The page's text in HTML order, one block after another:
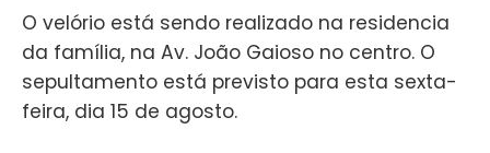
O velório está sendo realizado na residencia
da família, na Av. João Gaioso no centro. O
sepultamento está previsto para esta sexta-
feira, dia 15 de agosto.